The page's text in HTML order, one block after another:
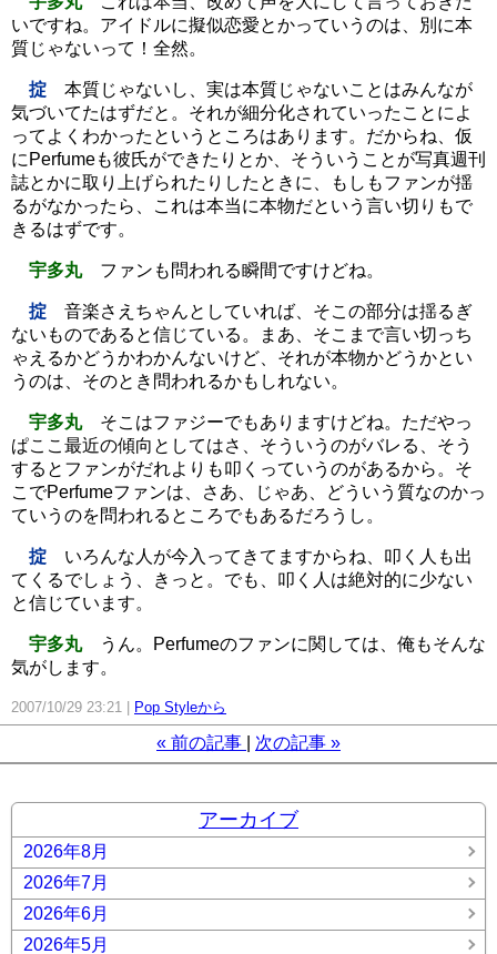
いですね。アイドルに擬似恋愛とかっていうのは、別に本
質じゃないって！全然。
掟 本質じゃないし、実は本質じゃないことはみんなが
気づいてたはずだと。それが細分化されていったことによ
ってよくわかったというところはあります。だからね、仮
にPerfumeも彼氏ができたりとか、そういうことが写真週刊
誌とかに取り上げられたりしたときに、もしもファンが揺
るがなかったら、これは本当に本物だという言い切りもで
きるはずです。
宇多丸ファンも問われる瞬間ですけどね。
掟 音楽さえちゃんとしていれば、そこの部分は揺るぎ
ないものであると信じている。まあ、そこまで言い切っち
ゃえるかどうかわかんないけど、それが本物かどうかとい
うのは、そのとき問われるかもしれない。
宇多丸そこはファジーでもありますけどね。ただやっ
ぱここ最近の傾向としてはさ、そういうのがバレる、そう
するとファンがだれよりも叩くっていうのがあるから。そ
こでPerfumeファンは、さあ、じゃあ、どういう質なのかっ
ていうのを問われるところでもあるだろうし。
掟 いろんな人が今入ってきてますからね、叩く人も出
てくるでしょう、きっと。でも、叩く人は絶対的に少ない
と信じています。
宇多丸うん。Perfumeのファンに関しては、俺もそんな
気がします。
2007/10/29 23:21 Pop Styleから
« 前の記事 次の記事 »
アーカイブ
2026年8月
2026年7月
2026年6月
2026年5月